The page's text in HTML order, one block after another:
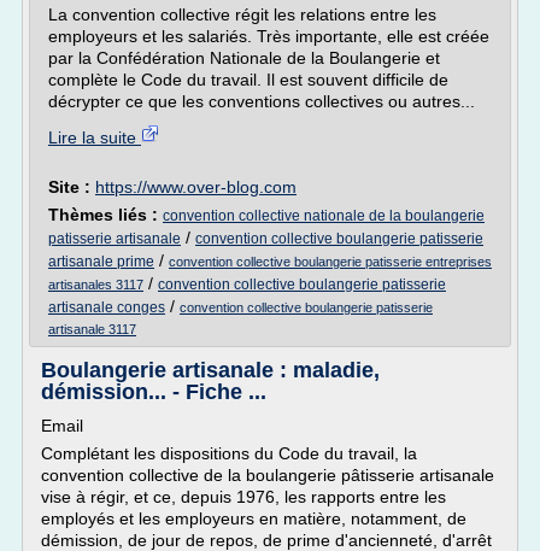
La convention collective régit les relations entre les
employeurs et les salariés. Très importante, elle est créée
par la Confédération Nationale de la Boulangerie et
complète le Code du travail. Il est souvent difficile de
décrypter ce que les conventions collectives ou autres...
Lire la suite
Site : https://www.over-blog.com
Thèmes liés : convention collective nationale de la boulangerie
patisserie artisanale / convention collective boulangerie patisserie
artisanale prime / convention collective boulangerie patisserie entreprises
artisanales 3117 / convention collective boulangerie patisserie
artisanale conges / convention collective boulangerie patisserie
artisanale 3117
Boulangerie artisanale : maladie,
démission... - Fiche ...
Email
Complétant les dispositions du Code du travail, la
convention collective de la boulangerie pâtisserie artisanale
vise à régir, et ce, depuis 1976, les rapports entre les
employés et les employeurs en matière, notamment, de
démission, de jour de repos, de prime d'ancienneté, d'arrêt